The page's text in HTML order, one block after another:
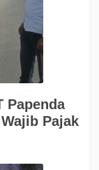
Papenda
Pajak